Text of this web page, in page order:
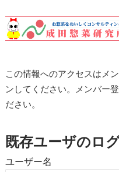
この情報へのアクセスはメ
ンしてください。メンバー
ださい。
既存ユーザのロ
ユーザー名